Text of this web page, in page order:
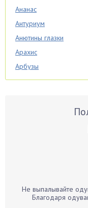
Ананас
Антуриум
Анютины глазки
Арахис
Арбузы
Аспарагус
Бархатцы
Не выпалывайте
Благодаря